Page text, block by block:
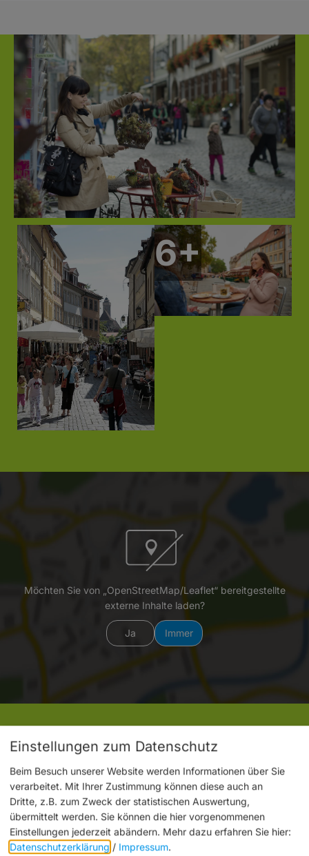
Möchten Sie von „OpenStreetMap/Leaflet“ bereitgestellte
externe Inhalte laden?
Ja Immer
BAMBERG Tourismus & Kongress Service
Geyerswörthstraße 5
96047 Bamberg
0951 2976-200 E-Mail
Einstellungen zum Datenschutz
Beim Besuch unserer Website werden Informationen über Sie
verarbeitet. Mit Ihrer Zustimmung können diese auch an
Dritte, z.B. zum Zweck der statistischen Auswertung,
übermittelt werden. Sie können die hier vorgenommenen
Einstellungen jederzeit abändern. Mehr dazu erfahren Sie hier:
Datenschutzerklärung / Impressum.